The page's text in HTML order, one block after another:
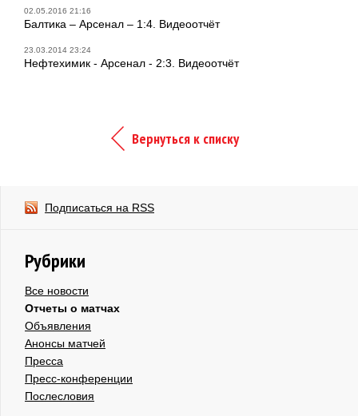
02.05.2016 21:16
Балтика – Арсенал – 1:4. Видеоотчёт
23.03.2014 23:24
Нефтехимик - Арсенал - 2:3. Видеоотчёт
Вернуться к списку
Подписаться на RSS
Рубрики
Все новости
Отчеты о матчах
Объявления
Анонсы матчей
Пресса
Пресс-конференции
Послесловия